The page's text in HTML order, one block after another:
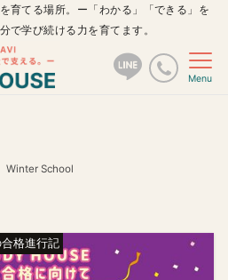
育てる場所。ー「わかる」「できる」を
で学び続ける力を育てます。
Menu
Winter School
格進行記